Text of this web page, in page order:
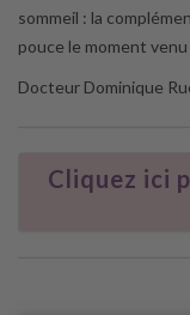
sommeil : la
pouce le moment venu
Docteur Dominique
Cliquez ici